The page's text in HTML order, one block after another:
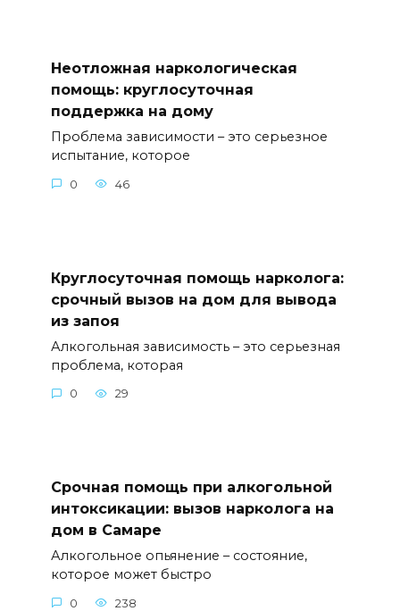
Неотложная наркологическая
помощь: круглосуточная
поддержка на дому
Проблема зависимости – это серьезное
испытание, которое
0 46
Круглосуточная помощь нарколога:
срочный вызов на дом для вывода
из запоя
Алкогольная зависимость – это серьезная
проблема, которая
0 29
Срочная помощь при алкогольной
интоксикации: вызов нарколога на
дом в Самаре
Алкогольное опьянение – состояние,
которое может быстро
0 238